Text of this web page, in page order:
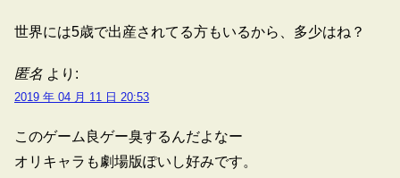
世界には5歳で出産されてる方もいるから、多少はね？
匿名 より:
2019 年 04 月 11 日 20:53
このゲーム良ゲー臭するんだよなー
オリキャラも劇場版ぽいし好みです。